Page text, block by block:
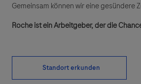
Gemeinsam können wir eine gesündere
Roche ist ein Arbeitgeber, der die
Standort erkunden